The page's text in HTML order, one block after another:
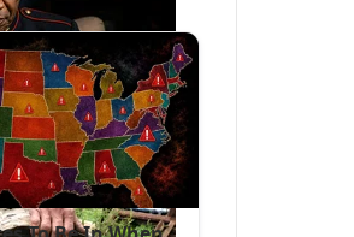
Say
Age: Just Stop